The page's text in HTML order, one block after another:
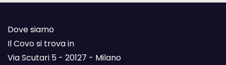
Dove siamo
Il Covo si trova in
Via Scutari 5 - 20127 - Milano